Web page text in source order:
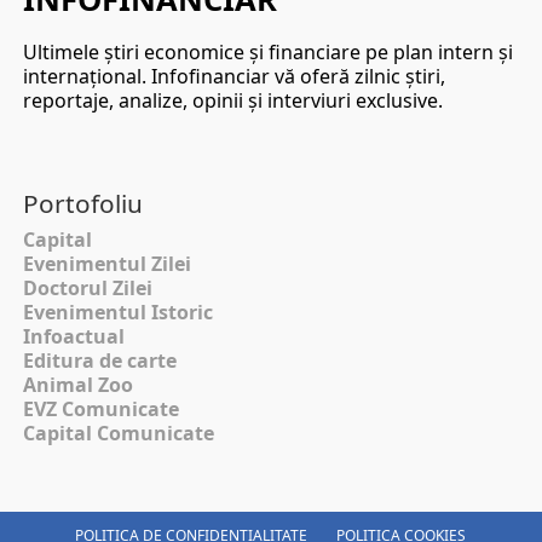
Ultimele ştiri economice şi financiare pe plan intern şi
internaţional. Infofinanciar vă oferă zilnic ştiri,
reportaje, analize, opinii şi interviuri exclusive.
Portofoliu
Capital
Evenimentul Zilei
Doctorul Zilei
Evenimentul Istoric
Infoactual
Editura de carte
Animal Zoo
EVZ Comunicate
Capital Comunicate
POLITICA DE CONFIDENȚIALITATE POLITICA COOKIES